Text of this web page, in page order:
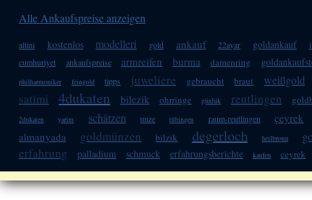
Alle Ankaufspreise anzeigen
altini kostenlos modelleri gold ankauf 22ayar goldankauf
cumhuriyet ankaufspreise armreifen burma damenring
philharmoniker feingold tipps juweliere gebraucht braut weißgold
satimi 4dukaten bilezik ohrringe günlük reutlingen
2dukaten yarim schätzen unze tübingen raum-reutlingen
çeyrek
almanyada
goldmünzen bilzik degerloch heilbronn
erfahrung palladium schmuck erfahrungsberichte kaufen ceyrek